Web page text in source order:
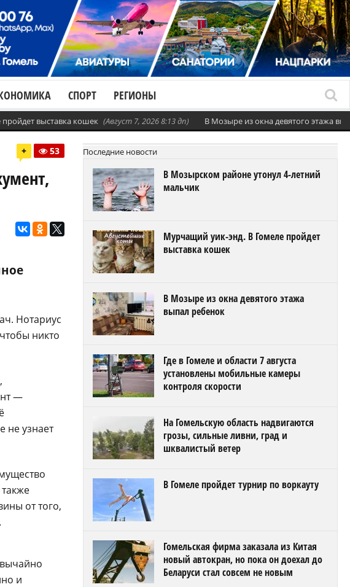
СПОРТ РЕГИОНЫ
выставка кошек (Август 7, 2026 8:13 дп) В Мозыре из окна девятого этажа
+ 53
Нотариус
никто
—
не узнает
от того,
и
Последние новости
В Мозырском районе утонул 4-летний
мальчик
Мурчащий уик-энд. В Гомеле пройдет
выставка кошек
В Мозыре из окна девятого этажа
выпал ребенок
Где в Гомеле и области 7 августа
установлены мобильные камеры
контроля скорости
На Гомельскую область надвигаются
грозы, сильные ливни, град и
шквалистый ветер
В Гомеле пройдет турнир по воркауту
Гомельская фирма заказала из Китая
новый автокран, но пока он доехал до
Беларуси стал совсем не новым